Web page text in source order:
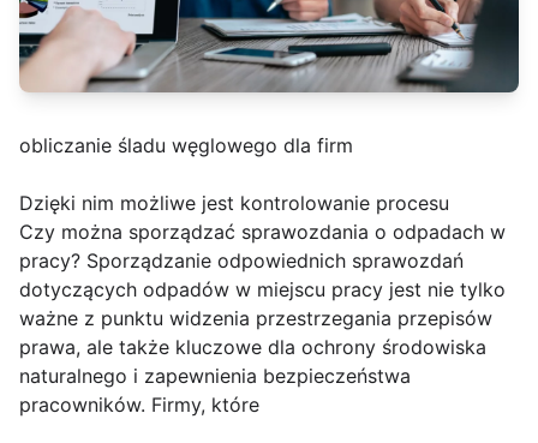
obliczanie śladu węglowego dla firm
Dzięki nim możliwe jest kontrolowanie procesu
Czy można sporządzać sprawozdania o odpadach w
pracy? Sporządzanie odpowiednich sprawozdań
dotyczących odpadów w miejscu pracy jest nie tylko
ważne z punktu widzenia przestrzegania przepisów
prawa, ale także kluczowe dla ochrony środowiska
naturalnego i zapewnienia bezpieczeństwa
pracowników. Firmy, które